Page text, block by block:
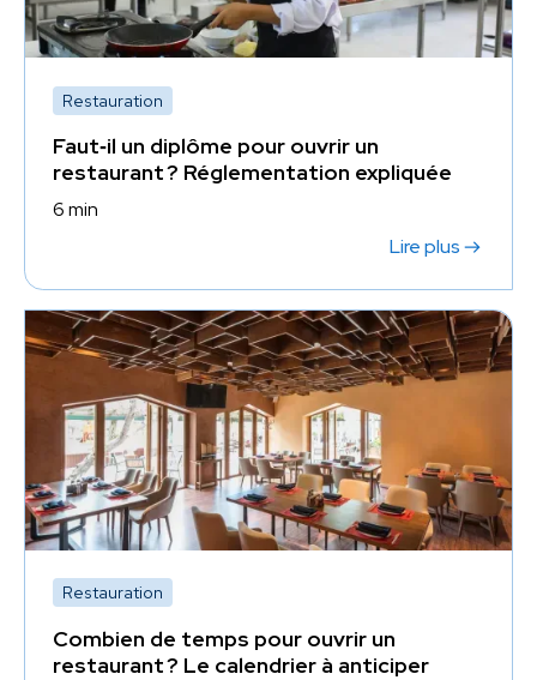
Restauration
Faut‑il un diplôme pour ouvrir un
restaurant ? Réglementation expliquée
6 min
Lire plus
Restauration
Combien de temps pour ouvrir un
restaurant ? Le calendrier à anticiper